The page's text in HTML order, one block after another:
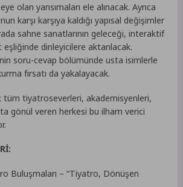
olan yansımaları ele alınacak. Ayrıca
karşı karşıya kaldığı yapısal değişimler
sahne sanatlarının geleceği, interaktif
dinleyicilere aktarılacak.
soru-cevap bölümünde usta isimlerle
fırsatı da yakalayacak.
tüm tiyatroseverleri, akademisyenleri,
gönül veren herkesi bu ilham verici
Buluşmaları – “Tiyatro, Dönüşen